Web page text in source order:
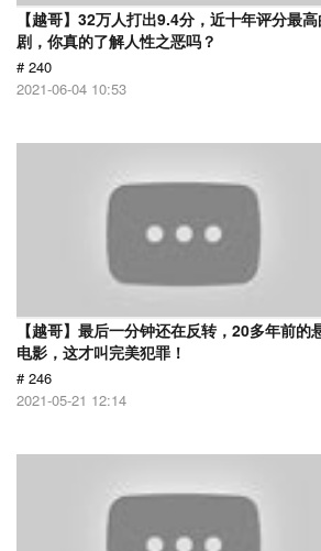
【越哥】32万人打出9.4分，近十年评分最
剧，你真的了解人性之恶吗？
# 240
2021-06-04 10:53
【越哥】最后一分钟还在反转，20多年前的
电影，这才叫完美犯罪！
# 246
2021-05-21 12:14